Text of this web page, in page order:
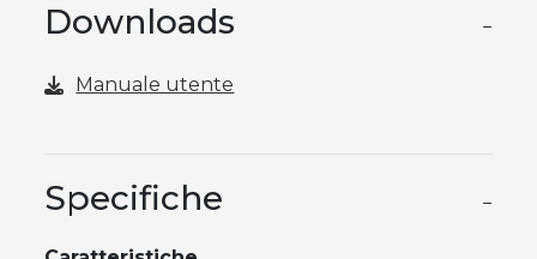
Downloads −
Manuale utente
Specifiche −